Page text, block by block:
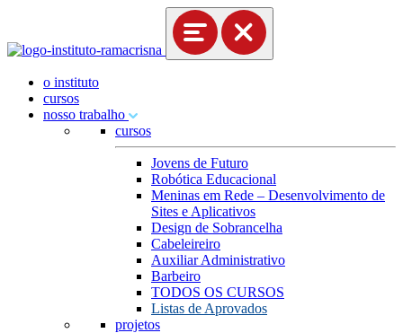
o instituto
cursos
nosso trabalho
cursos
Jovens de Futuro
Robótica Educacional
Meninas em Rede – Desenvolvimento de
Sites e Aplicativos
Design de Sobrancelha
Cabeleireiro
Auxiliar Administrativo
Barbeiro
TODOS OS CURSOS
Listas de Aprovados
projetos